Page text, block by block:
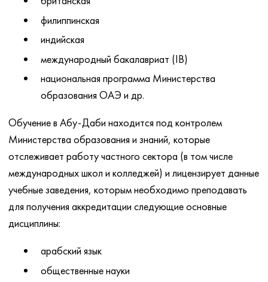
филиппинская
индийская
международный бакалавриат (IB)
национальная программа Министерства
образования ОАЭ и др.
Обучение в Абу-Даби находится под контролем
Министерства образования и знаний, которые
отслеживает работу частного сектора (в том числе
международных школ и колледжей) и лицензирует данные
учебные заведения, которым необходимо преподавать
для получения аккредитации следующие основные
дисциплины:
арабский язык
общественные науки